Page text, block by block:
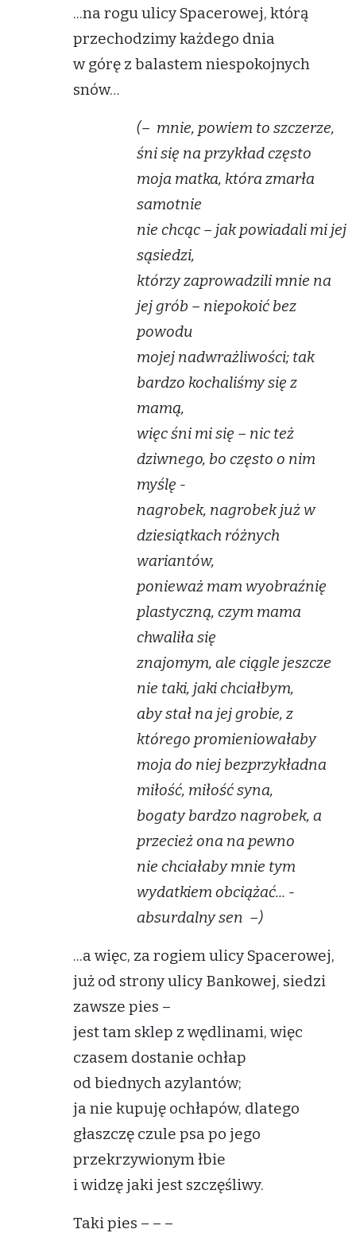
...na rogu ulicy Spacerowej, którą
przechodzimy każdego dnia
w górę z balastem niespokojnych
snów…
(– mnie, powiem to szczerze,
śni się na przykład często
moja matka, która zmarła
samotnie
nie chcąc – jak powiadali mi jej
sąsiedzi,
którzy zaprowadzili mnie na
jej grób – niepokoić bez
powodu
mojej nadwrażliwości; tak
bardzo kochaliśmy się z
mamą,
więc śni mi się – nic też
dziwnego, bo często o nim
myślę -
nagrobek, nagrobek już w
dziesiątkach różnych
wariantów,
ponieważ mam wyobraźnię
plastyczną, czym mama
chwaliła się
znajomym, ale ciągle jeszcze
nie taki, jaki chciałbym,
aby stał na jej grobie, z
którego promieniowałaby
moja do niej bezprzykładna
miłość, miłość syna,
bogaty bardzo nagrobek, a
przecież ona na pewno
nie chciałaby mnie tym
wydatkiem obciążać... -
absurdalny sen –)
...a więc, za rogiem ulicy Spacerowej,
już od strony ulicy Bankowej, siedzi
zawsze pies –
jest tam sklep z wędlinami, więc
czasem dostanie ochłap
od biednych azylantów;
ja nie kupuję ochłapów, dlatego
głaszczę czule psa po jego
przekrzywionym łbie
i widzę jaki jest szczęśliwy.
Taki pies – – –